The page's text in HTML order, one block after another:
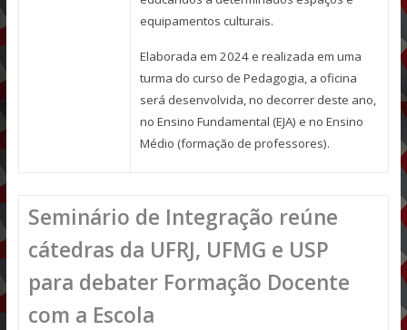
equipamentos culturais.
Elaborada em 2024 e realizada em uma
turma do curso de Pedagogia, a oficina
será desenvolvida, no decorrer deste ano,
no Ensino Fundamental (EJA) e no Ensino
Médio (formação de professores).
Seminário de Integração reúne
cátedras da UFRJ, UFMG e USP
para debater Formação Docente
com a Escola